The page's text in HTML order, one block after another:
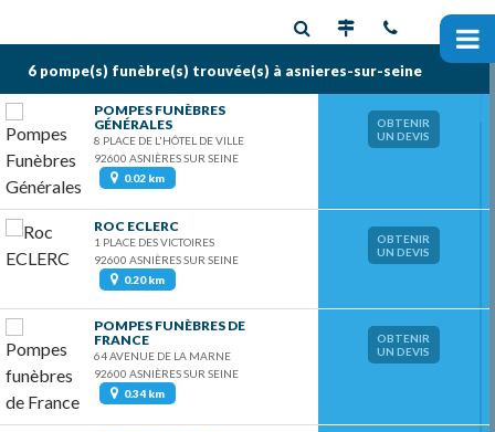
6 pompe(s) funèbre(s) trouvée(s) à asnieres-sur-seine
POMPES FUNÈBRES
GÉNÉRALES
8 PLACE DE L'HÔTEL DE VILLE
92600 ASNIÈRES SUR SEINE
0.02 km
OBTENIR
UN DEVIS
ROC ECLERC
1 PLACE DES VICTOIRES
92600 ASNIÈRES SUR SEINE
0.20 km
OBTENIR
UN DEVIS
POMPES FUNÈBRES DE
FRANCE
64 AVENUE DE LA MARNE
92600 ASNIÈRES SUR SEINE
0.34 km
OBTENIR
UN DEVIS